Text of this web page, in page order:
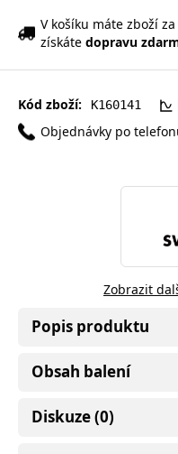
V košíku máte zboží za
získáte dopravu
Kód zboží: K160141
Objednávky po
Zobrazit
Popis produktu
Obsah balení
Diskuze (0)